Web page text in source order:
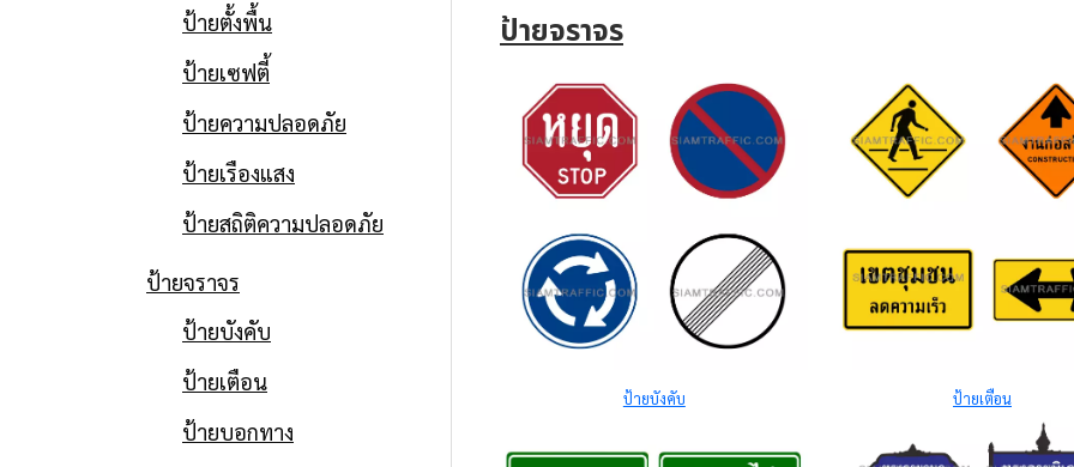
ป้ายตั้งพื้น
ป้ายเซฟตี้
ป้ายความปลอดภัย
ป้ายเรืองแสง
ป้ายสถิติความปลอดภัย
ป้ายจราจร
ป้ายบังคับ
ป้ายเตือน
ป้ายบอกทาง
ป้ายจราจร
ป้ายบังคับ ป้ายเตือน